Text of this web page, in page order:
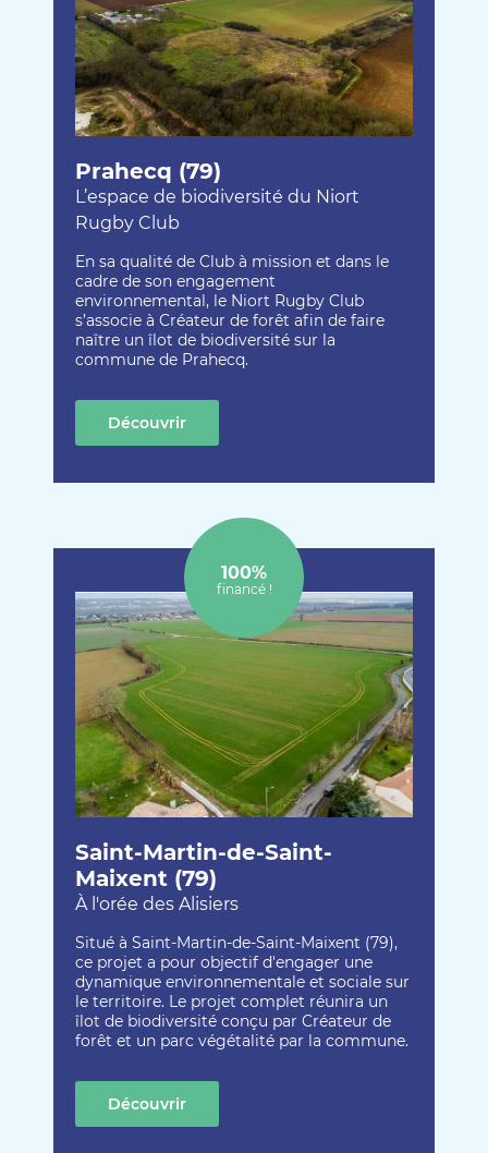
Prahecq (79)
L’espace de biodiversité du Niort
Rugby Club
En sa qualité de Club à mission et dans le
cadre de son engagement
environnemental, le Niort Rugby Club
s’associe à Créateur de forêt afin de faire
naître un îlot de biodiversité sur la
commune de Prahecq.
Découvrir
Saint-Martin-de-Saint-
Maixent (79)
À l'orée des Alisiers
Situé à Saint-Martin-de-Saint-Maixent (79),
ce projet a pour objectif d'engager une
dynamique environnementale et sociale sur
le territoire. Le projet complet réunira un
îlot de biodiversité conçu par Créateur de
forêt et un parc végétalité par la commune.
100%
financé !
Découvrir